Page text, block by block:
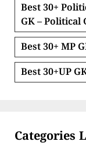
Best 30+
GK – Political
Best 30+ MP
Best 30+UP
Categories